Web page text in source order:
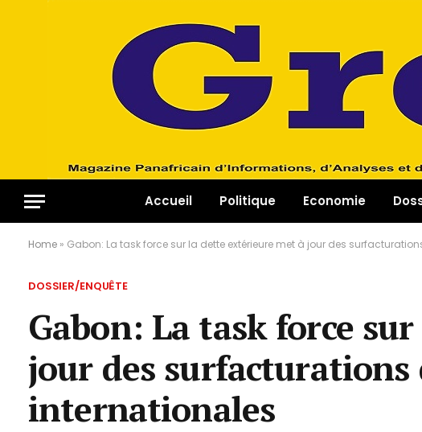
Accueil Politique Economie
Home » Gabon: La task force sur la dette extérieure met à jour des
DOSSIER/ENQUÊTE
Gabon: La task force
jour des surfacturations
internationales